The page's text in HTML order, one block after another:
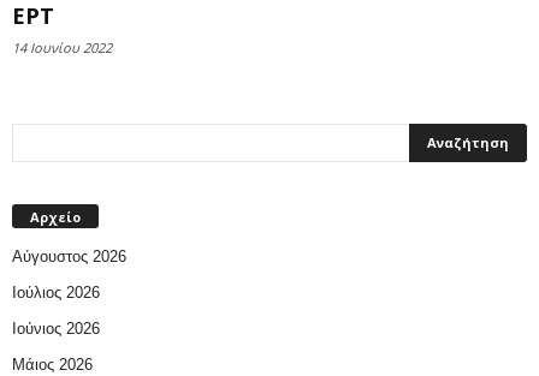
ΕΡΤ
14 Ιουνίου 2022
Αρχείο
Αύγουστος 2026
Ιούλιος 2026
Ιούνιος 2026
Μάιος 2026